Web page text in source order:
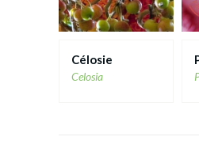
Célosie
Celosia